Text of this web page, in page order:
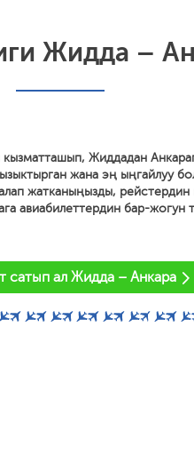
Жидда –
Жиддадан
жана эң ыңгайлуу
жатканыңызды,
авиабилеттердин бар-жогун
сатып ал Жидда – Анкара